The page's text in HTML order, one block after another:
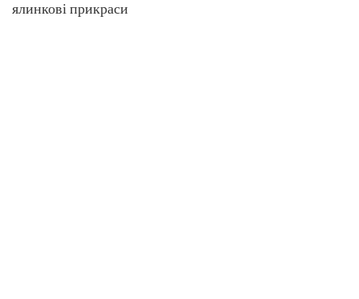
ялинкові прикраси